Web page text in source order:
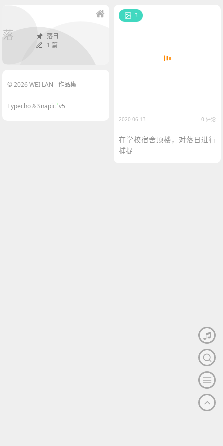
落
落日
1 篇
3
2020-06-13 0 评论
在学校宿舍顶楼，对落日进行
捕捉
© 2026 WEI LAN - 作品集
Typecho & Snapic+v5